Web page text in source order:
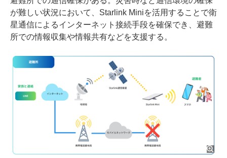
が難しい状況において、Starlink Miniを活用することで衛
星通信によるインターネット接続手段を確保でき、避難
所での情報収集や情報共有などを支援する。